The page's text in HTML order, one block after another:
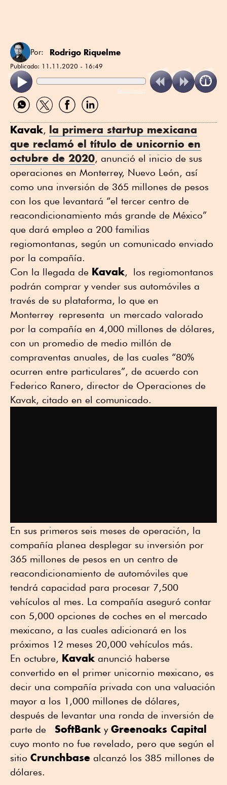
Por: Rodrigo Riquelme
Publicado: 11.11.2020 - 16:49
ReadSpeaker
Compartir
por
Compartir
por
Compartir
por
Compartir
por
Kavak, la primera startup mexicana
que reclamó el título de unicornio en
octubre de 2020, anunció el inicio de sus
operaciones en Monterrey, Nuevo León, así
como una inversión de 365 millones de pesos
con los que levantará “el tercer centro de
reacondicionamiento más grande de México”
que dará empleo a 200 familias
regiomontanas, según un comunicado enviado
por la compañía.
Con la llegada de Kavak, los regiomontanos
podrán comprar y vender sus automóviles a
través de su plataforma, lo que en
Monterrey representa un mercado valorado
por la compañía en 4,000 millones de dólares,
con un promedio de medio millón de
compraventas anuales, de las cuales “80%
ocurren entre particulares”, de acuerdo con
Federico Ranero, director de Operaciones de
Kavak, citado en el comunicado.
En sus primeros seis meses de operación, la
compañía planea desplegar su inversión por
365 millones de pesos en un centro de
reacondicionamiento de automóviles que
tendrá capacidad para procesar 7,500
vehículos al mes. La compañía aseguró contar
con 5,000 opciones de coches en el mercado
mexicano, a las cuales adicionará en los
próximos 12 meses 20,000 vehículos más.
En octubre, Kavak anunció haberse
convertido en el primer unicornio mexicano, es
decir una compañía privada con una valuación
mayor a los 1,000 millones de dólares,
después de levantar una ronda de inversión de
parte de SoftBank y Greenoaks Capital
cuyo monto no fue revelado, pero que según el
sitio Crunchbase alcanzó los 385 millones de
dólares.